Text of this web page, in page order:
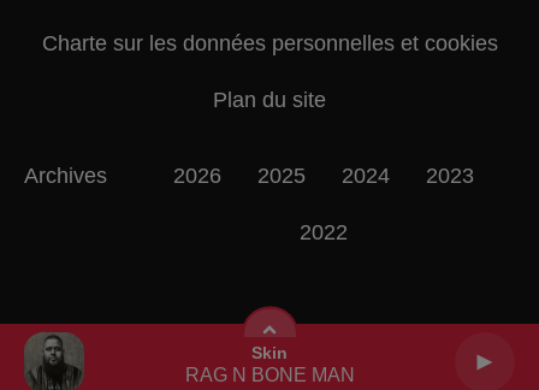
Skin
RAG N BONE MAN
Charte sur les données personnelles et cookies
Plan du site
Archives 2026 2025 2024 2023
2022